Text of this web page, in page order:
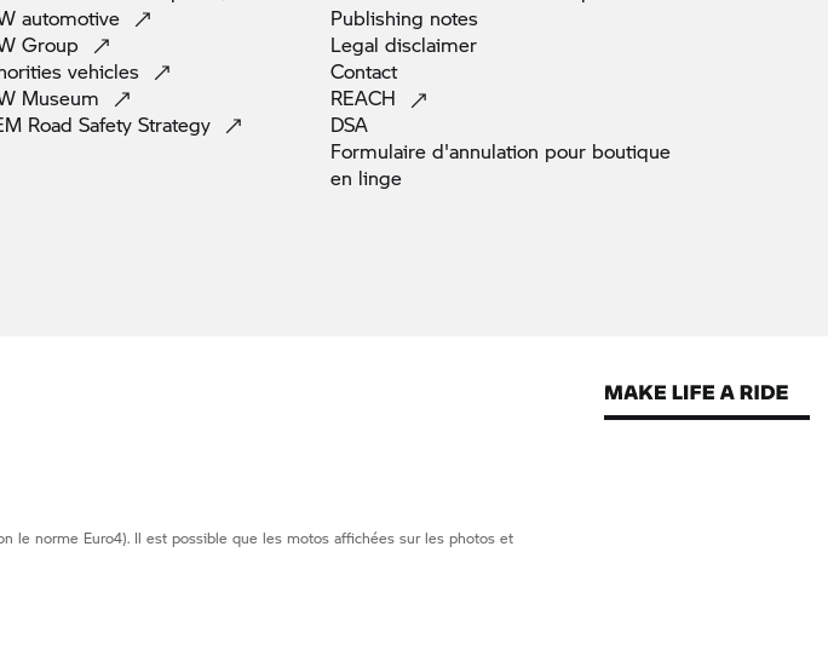
automotive
Group
vehicles
Museum
Road Safety Strategy
Publishing notes
Legal disclaimer
Contact
REACH
DSA
Formulaire d'annulation pour boutique
en linge
le norme Euro4). Il est possible que les motos affichées sur les photos et